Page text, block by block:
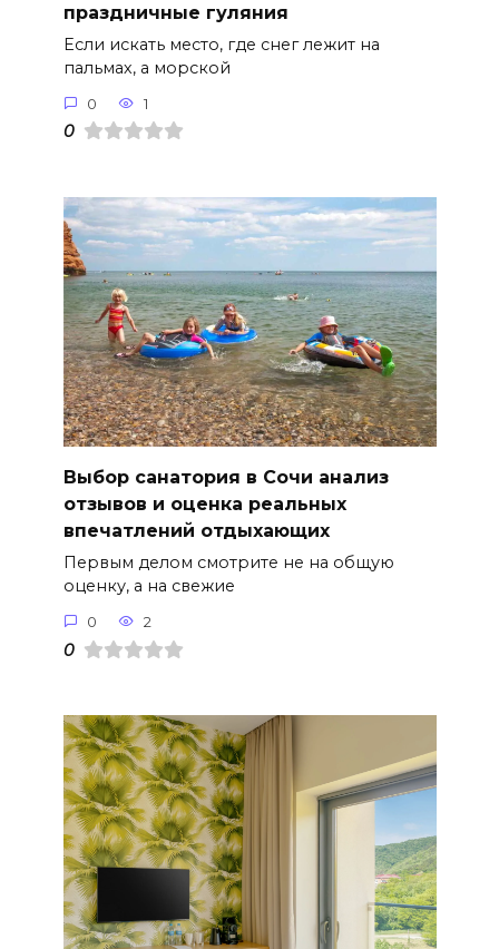
праздничные гуляния
Если искать место, где снег лежит на
пальмах, а морской
0 1
0
Выбор санатория в Сочи анализ
отзывов и оценка реальных
впечатлений отдыхающих
Первым делом смотрите не на общую
оценку, а на свежие
0 2
0